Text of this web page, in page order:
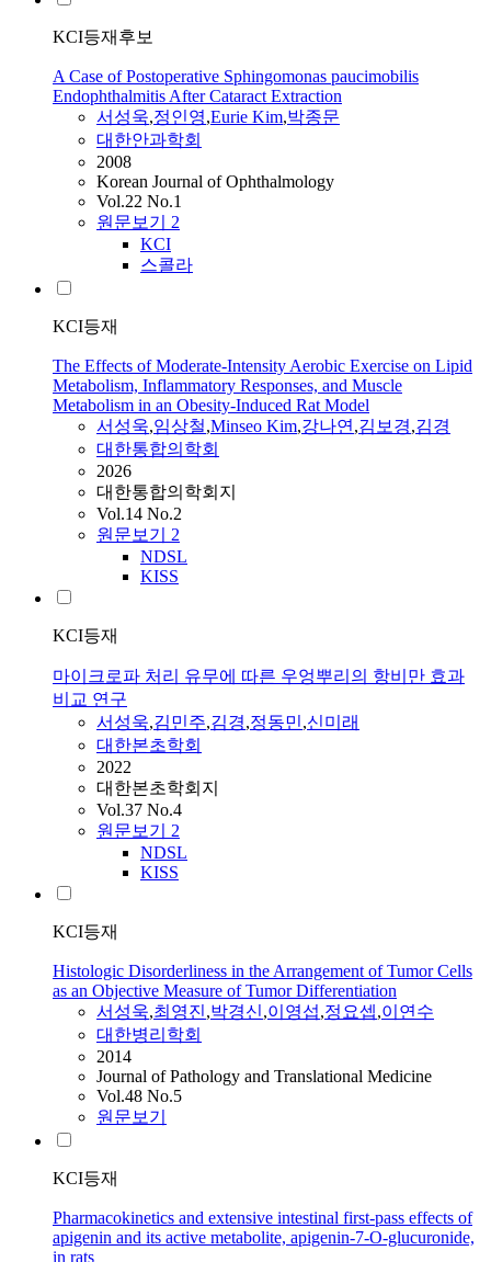
KCI등재후보
A Case of Postoperative Sphingomonas paucimobilis
Endophthalmitis After Cataract Extraction
서성욱,정인영,Eurie Kim,박종문
대한안과학회
2008
Korean Journal of Ophthalmology
Vol.22 No.1
원문보기 2
KCI
스콜라
KCI등재
The Effects of Moderate-Intensity Aerobic Exercise on Lipid
Metabolism, Inflammatory Responses, and Muscle
Metabolism in an Obesity-Induced Rat Model
서성욱,임상철,Minseo Kim,강나연,김보경,김경
대한통합의학회
2026
대한통합의학회지
Vol.14 No.2
원문보기 2
NDSL
KISS
KCI등재
마이크로파 처리 유무에 따른 우엉뿌리의 항비만 효과
비교 연구
서성욱,김민주,김경,정동민,신미래
대한본초학회
2022
대한본초학회지
Vol.37 No.4
원문보기 2
NDSL
KISS
KCI등재
Histologic Disorderliness in the Arrangement of Tumor Cells
as an Objective Measure of Tumor Differentiation
서성욱,최영진,박경신,이영섭,정요셉,이연수
대한병리학회
2014
Journal of Pathology and Translational Medicine
Vol.48 No.5
원문보기
KCI등재
Pharmacokinetics and extensive intestinal first-pass effects of
apigenin and its active metabolite, apigenin-7-O-glucuronide,
in rats